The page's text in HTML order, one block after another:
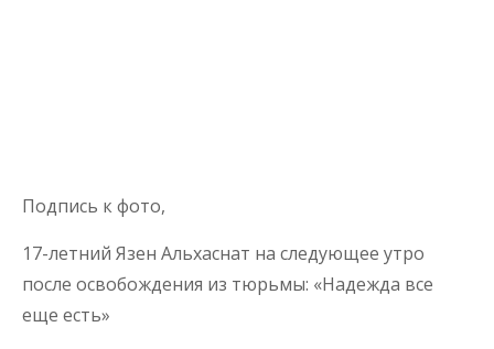
Подпись к фото,
17-летний Язен Альхаснат на следующее утро
после освобождения из тюрьмы: «Надежда все
еще есть»